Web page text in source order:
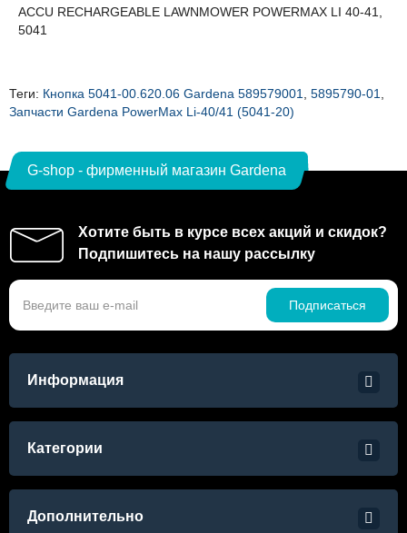
ACCU RECHARGEABLE LAWNMOWER POWERMAX LI 40-41,
5041
Теги: Кнопка 5041-00.620.06 Gardena 589579001 5895790-01
Запчасти Gardena PowerMax Li-40/41 (5041-20)
G-shop - фирменный магазин Gardena
Хотите быть в курсе всех акций и скидок?
Подпишитесь на нашу рассылку
Подписаться
Информация
Категории
Дополнительно